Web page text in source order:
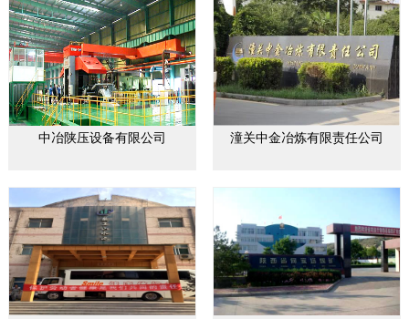
中冶陕压设备有限公司 潼关中金冶炼有限责任公司